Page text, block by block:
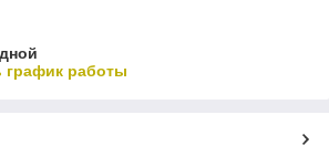
график работы